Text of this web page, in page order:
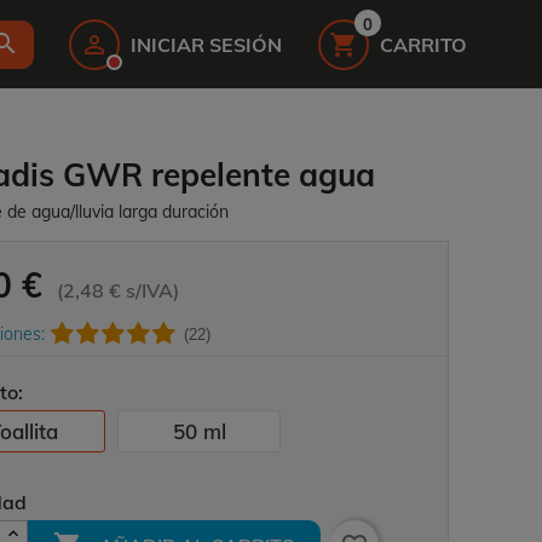
 INICIAR SESIÓN  CARRITO
0
GWR repelente agua
de agua/lluvia larga duración
€ (2,48 € s/IVA)
(22)
50 ml